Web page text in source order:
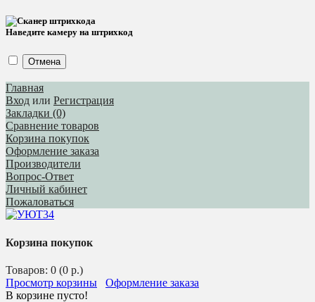
Наведите камеру на штрихкод
Отмена
Главная
Вход или Регистрация
Закладки (0)
Сравнение товаров
Корзина покупок
Оформление заказа
Производители
Вопрос-Ответ
Личный кабинет
Пожаловаться
Корзина покупок
Товаров: 0 (0 р.)
Просмотр корзины
Оформление заказа
В корзине пусто!